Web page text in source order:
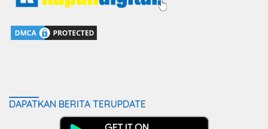
DAPATKAN BERITA TERUPDATE